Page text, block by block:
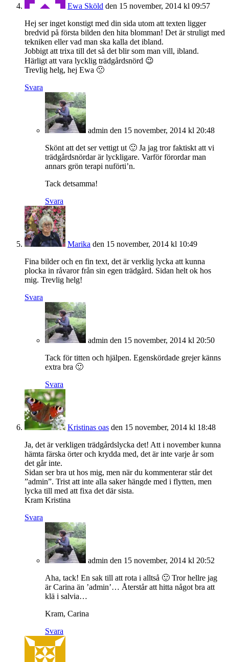
Ewa Sköld den 15 november, 2014 kl 09:57
Hej ser inget konstigt med din sida utom att texten ligger
bredvid på första bilden den hita blomman! Det är struligt med
tekniken eller vad man ska kalla det ibland.
Jobbigt att trixa till det så det blir som man vill, ibland.
Härligt att vara lycklig trädgårdsnörd 😉
Trevlig helg, hej Ewa 🙁
Svara
admin den 15 november, 2014 kl 20:48
Skönt att det ser vettigt ut 🙂 Ja jag tror faktiskt att vi
trädgårdsnördar är lyckligare. Varför förordar man
annars grön terapi nuförti’n.
Tack detsamma!
Svara
Marika den 15 november, 2014 kl 10:49
Fina bilder och en fin text, det är verklig lycka att kunna
plocka in råvaror från sin egen trädgård. Sidan helt ok hos
mig. Trevlig helg!
Svara
admin den 15 november, 2014 kl 20:50
Tack för titten och hjälpen. Egenskördade grejer känns
extra bra 🙂
Svara
Kristinas oas den 15 november, 2014 kl 18:48
Ja, det är verkligen trädgårdslycka det! Att i november kunna
hämta färska örter och krydda med, det är inte varje år som
det går inte.
Sidan ser bra ut hos mig, men när du kommenterar står det
”admin”. Trist att inte alla saker hängde med i flytten, men
lycka till med att fixa det där sista.
Kram Kristina
Svara
admin den 15 november, 2014 kl 20:52
Aha, tack! En sak till att rota i alltså 🙂 Tror hellre jag
är Carina än ’admin’… Återstår att hitta något bra att
klä i salvia…
Kram, Carina
Svara